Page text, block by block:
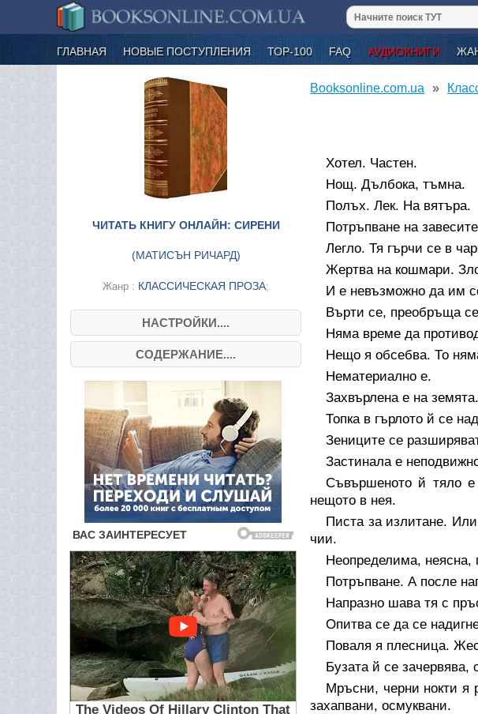
ГЛАВНАЯ НОВЫЕ ПОСТУПЛЕНИЯ ТОР-100 FAQ АУДИОКНИГИ
ЧИТАТЬ КНИГУ ОНЛАЙН: СИРЕНИ
(МАТИСЪН РИЧАРД)
Жанр : КЛАССИЧЕСКАЯ ПРОЗА;
НАСТРОЙКИ....
СОДЕРЖАНИЕ....
Booksonline.com.ua
Хотел. Частен.
Нощ. Дълбока, тъмна.
Полъх. Лек. На вятъра.
Потръпване на
Легло. Тя гърчи се в
Жертва на кошмари.
И е невъзможно да им
Върти се, преобръща
Няма време да
Нещо я обсебва. То
Нематериално е.
Захвърлена е на
Топка в гърлото й се
Зениците се
Застинала е
Съвършеното й тяло е
нещото в нея.
Писта за излитане.
чии.
Неопределима, неясна,
Потръпване. А после
Напразно шава тя с
Опитва се да се
Поваля я плесница.
Бузата й се зачервява,
Мръсни, черни нокти я
захапвани, осмуквани.